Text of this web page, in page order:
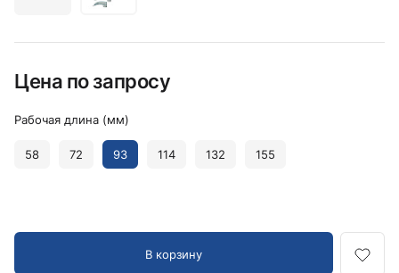
Цена по запросу
Рабочая длина (мм)
58 72 93 114 132 155
В корзину